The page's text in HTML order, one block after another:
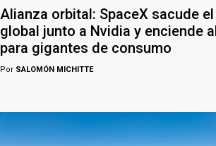
Alianza orbital: SpaceX sacude
global junto a Nvidia y enciende
para gigantes de consumo
Por SALOMÓN MICHITTE